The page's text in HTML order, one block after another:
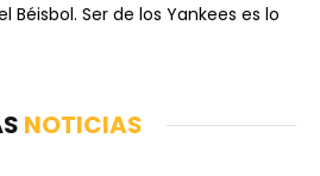
Béisbol. Ser de los Yankees es lo
NOTICIAS